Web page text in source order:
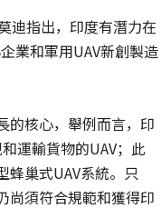
迪指出，印度有潛力在
業和軍用UAV新創製造
的核心，舉例而言，印
運輸貨物的UAV；此
巢式UAV系統。只
尚須符合規範和獲得印